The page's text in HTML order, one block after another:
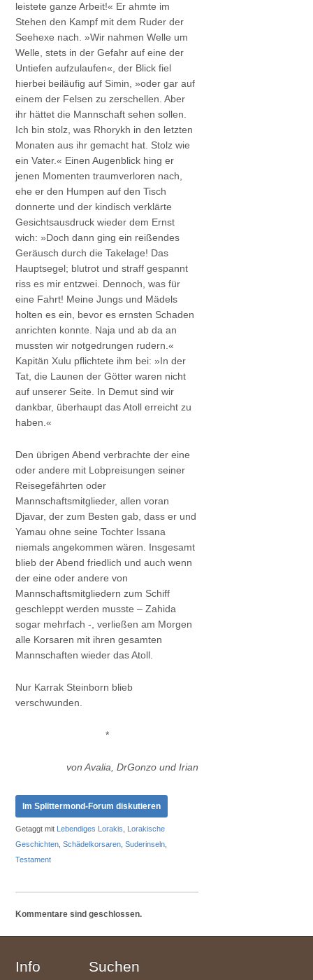
leistete ganze Arbeit!« Er ahmte im
Stehen den Kampf mit dem Ruder der
Seehexe nach. »Wir nahmen Welle um
Welle, stets in der Gefahr auf eine der
Untiefen aufzulaufen«, der Blick fiel
hierbei beiläufig auf Simin, »oder gar auf
einem der Felsen zu zerschellen. Aber
ihr hättet die Mannschaft sehen sollen.
Ich bin stolz, was Rhorykh in den letzten
Monaten aus ihr gemacht hat. Stolz wie
ein Vater.« Einen Augenblick hing er
jenen Momenten traumverloren nach,
ehe er den Humpen auf den Tisch
donnerte und der kindisch verklärte
Gesichtsausdruck wieder dem Ernst
wich: »Doch dann ging ein reißendes
Geräusch durch die Takelage! Das
Hauptsegel; blutrot und straff gespannt
riss es mir entzwei. Dennoch, was für
eine Fahrt! Meine Jungs und Mädels
holten es ein, bevor es ernsten Schaden
anrichten konnte. Naja und ab da an
mussten wir notgedrungen rudern.«
Kapitän Xulu pflichtete ihm bei: »In der
Tat, die Launen der Götter waren nicht
auf unserer Seite. In Demut sind wir
dankbar, überhaupt das Atoll erreicht zu
haben.«
Den übrigen Abend verbrachte der eine
oder andere mit Lobpreisungen seiner
Reisegefährten oder
Mannschaftsmitglieder, allen voran
Djavar, der zum Besten gab, dass er und
Yamau ohne seine Tochter Issana
niemals angekommen wären. Insgesamt
blieb der Abend friedlich und auch wenn
der eine oder andere von
Mannschaftsmitgliedern zum Schiff
geschleppt werden musste – Zahida
sogar mehrfach -, verließen am Morgen
alle Korsaren mit ihren gesamten
Mannschaften wieder das Atoll.
Nur Karrak Steinborn blieb
verschwunden.
*
von Avalia, DrGonzo und Irian
Im Splittermond-Forum diskutieren
Getaggt mit Lebendiges Lorakis
Lorakische
Geschichten ,Schädelkorsaren ,Suderinseln
Testament
Kommentare sind geschlossen.
Info Suchen